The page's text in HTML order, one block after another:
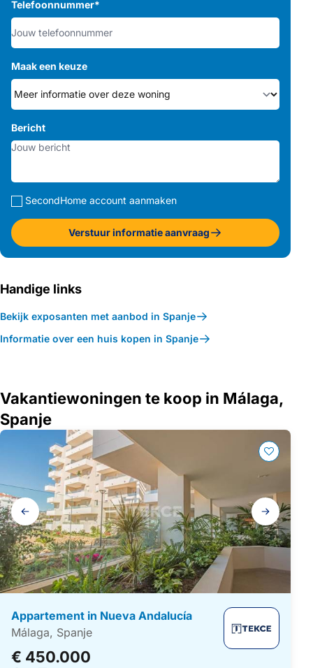
Telefoonnummer*
Maak een keuze
Bericht
SecondHome account aanmaken
Verstuur informatie aanvraag
Handige links
Bekijk exposanten met aanbod in Spanje
Informatie over een huis kopen in Spanje
Vakantiewoningen te koop in Málaga,
Spanje
Galerij
navigatie
Appartement in Nueva Andalucía
Málaga, Spanje
€ 450.000